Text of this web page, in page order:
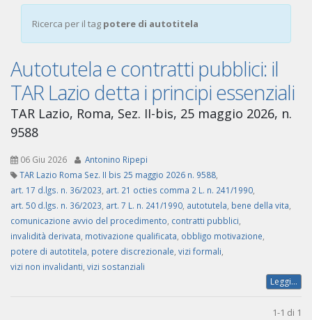
Ricerca per il tag potere di autotitela
Autotutela e contratti pubblici: il
TAR Lazio detta i principi essenziali
TAR Lazio, Roma, Sez. II-bis, 25 maggio 2026, n.
9588
06 Giu 2026
Antonino Ripepi
TAR Lazio Roma Sez. II bis 25 maggio 2026 n. 9588
art. 17 d.lgs. n. 36/2023 art. 21 octies comma 2 L. n. 241/1990
art. 50 d.lgs. n. 36/2023 art. 7 L. n. 241/1990 autotutela bene della vita
comunicazione avvio del procedimento contratti pubblici
invalidità derivata motivazione qualificata obbligo motivazione
potere di autotitela potere discrezionale vizi formali
vizi non invalidanti vizi sostanziali
Leggi...
1-1 di 1